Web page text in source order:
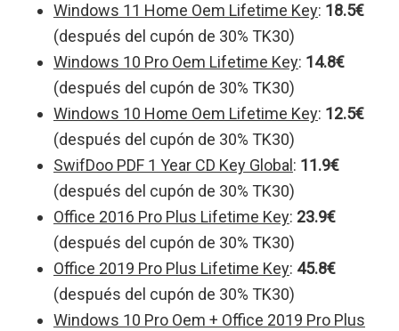
Windows 11 Home Oem Lifetime Key: 18.5€
(después del cupón de 30% TK30)
Windows 10 Pro Oem Lifetime Key: 14.8€
(después del cupón de 30% TK30)
Windows 10 Home Oem Lifetime Key: 12.5€
(después del cupón de 30% TK30)
SwifDoo PDF 1 Year CD Key Global : 11.9€
(después del cupón de 30% TK30)
Office 2016 Pro Plus Lifetime Key: 23.9€
(después del cupón de 30% TK30)
Office 2019 Pro Plus Lifetime Key: 45.8€
(después del cupón de 30% TK30)
Windows 10 Pro Oem + Office 2019 Pro Plus